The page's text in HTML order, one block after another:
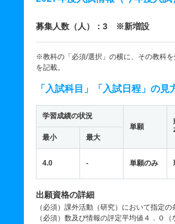
募集人数（人）：3 ※新増設
※教科の「必須/選択」の横に、その教科
を記載。
「入試科目」「入試日程」の見
学習成績の状況
単願
最小 最大
4.0 - 単願のみ
出願資格の詳細
（必須）課外活動（研究）において指定の
（必須）数及び情報の評定平均値４．０